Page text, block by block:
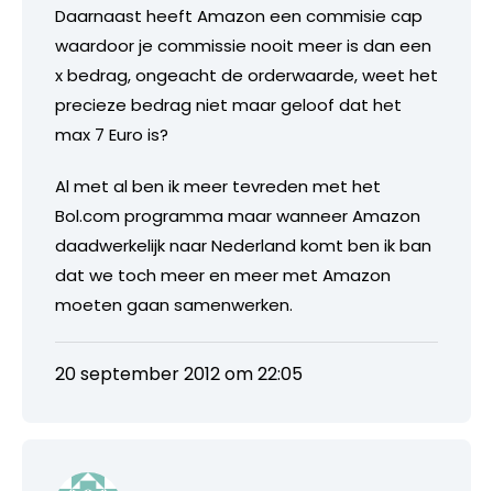
Daarnaast heeft Amazon een commisie cap
waardoor je commissie nooit meer is dan een
x bedrag, ongeacht de orderwaarde, weet het
precieze bedrag niet maar geloof dat het
max 7 Euro is?
Al met al ben ik meer tevreden met het
Bol.com programma maar wanneer Amazon
daadwerkelijk naar Nederland komt ben ik ban
dat we toch meer en meer met Amazon
moeten gaan samenwerken.
20 september 2012 om 22:05